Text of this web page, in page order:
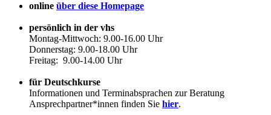
online über diese Homepage
persönlich in der vhs
Montag-Mittwoch: 9.00-16.00 Uhr
Donnerstag: 9.00-18.00 Uhr
Freitag: 9.00-14.00 Uhr
für Deutschkurse
Informationen und Terminabsprachen zur Beratung
Ansprechpartner*innen finden Sie hier.